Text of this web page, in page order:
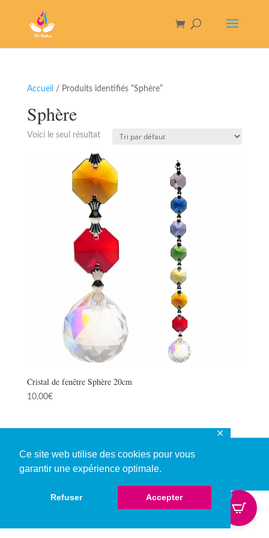
Ce site web utilise des cookies pour vous
garantir une expérience optimale.
Refuser Accepter
✕
Accueil / Produits identifiés “Sphère”
Sphère
Voici le seul résultat
Cristal de fenêtre Sphère 20cm
10,00€
© Copyright 2026